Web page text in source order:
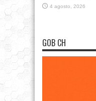
4 agosto, 2026
GOB CH